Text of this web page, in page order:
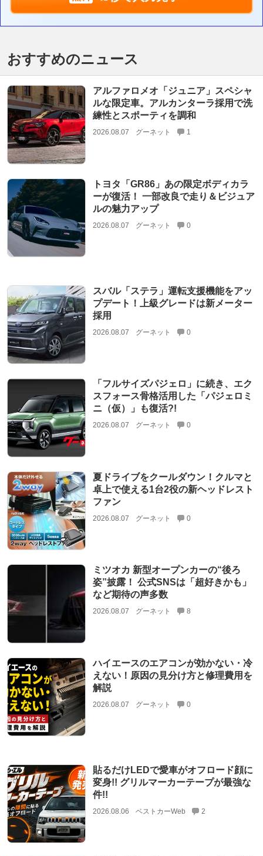
おすすめのニュース
アルファロメオ「ジュニア」スペシャ
ルな限定車。アルカンターラ採用で洗
練性とスポーティを調和
2026.08.07 グーネット 1
トヨタ「GR86」あの限定ボディカラ
ーが復活！ 一部改良で走り＆ビジュア
ルの魅力アップ
2026.08.07 グーネット 0
スバル「ステラ」運転支援機能をアッ
プデート！上級グレードは新メーター
採用
2026.08.07 グーネット 0
「フルサイズパジェロ」に続き、エク
スフォース骨格活用した「パジェロミ
ニ（仮）」も復活?!
2026.08.07 グーネット 0
夏ドライブをクールダウン！クルマと
卓上で使える1台2役の新ヘッドレスト
ファン
2026.08.07 グーネット 0
ミツオカ 新型オープンカーの“後ろ
姿”披露！ 公式SNSは「超好きかも」
など期待の声多数
2026.08.07 グーネット 8
ハイエースのエアコンが効かない・冷
えない！原因の見分け方と修理費用を
解説
2026.08.07 グーネット 0
貼るだけLEDで愛車がオフロード顔に
変身!! グリルマーカーテープが最強な
件!!
2026.08.06 ベストカーWeb 2